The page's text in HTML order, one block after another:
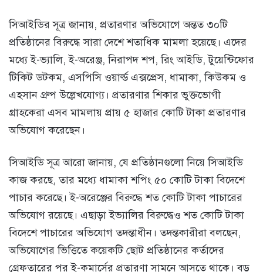
সিআইডির সূত্র জানায়, প্রতারণার অভিযোগে অন্তত ৩০টি
প্রতিষ্ঠানের বিরুদ্ধে সারা দেশে শতাধিক মামলা হয়েছে। এদের
মধ্যে ই-ভ্যালি, ই-অরেঞ্জ, নিরাপদ শপ, রিং আইডি, টুয়েন্টিফোর
টিকিট ডটকম, এসপিসি ওয়ার্ল্ড এক্সপ্রেস, ধামাকা, কিউকম ও
এহসান গ্রুপ উল্লেখযোগ্য। প্রতারণার শিকার ভুক্তভোগী
গ্রাহকেরা এসব মামলায় প্রায় ৫ হাজার কোটি টাকা প্রতারণার
অভিযোগ করেছেন।
সিআইডি সূত্র আরো জানায়, যে প্রতিষ্ঠানগুলো নিয়ে সিআইডি
কাজ করছে, তার মধ্যে ধামাকা শপিং ৫০ কোটি টাকা বিদেশে
পাচার করেছে। ই-অরেঞ্জের বিরুদ্ধে শত কোটি টাকা পাচারের
অভিযোগ রয়েছে। এছাড়া ইভ্যালির বিরুদ্ধেও শত কোটি টাকা
বিদেশে পাচারের অভিযোগ তদন্তাধীন। তদন্তকারীরা বলছেন,
অভিযোগের ভিত্তিতে কয়েকটি ছোট প্রতিষ্ঠানের কর্তাদের
গ্রেফতারের পর ই-কমার্সের প্রতারণা সামনে আসতে থাকে। বড়